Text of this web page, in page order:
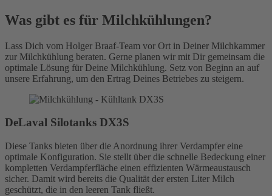
Was gibt es für Milchkühlungen?
Lass Dich vom Holger Braaf-Team vor Ort in Deiner Milchkammer
zur Milchkühlung beraten. Gerne planen wir mit Dir gemeinsam die
optimale Lösung für Deine Milchkühlung. Setz von Beginn an auf
unsere Erfahrung, um den Ertrag Deines Betriebes zu steigern.
DeLaval Silotanks DX3S
Diese Tanks bieten über die Anordnung ihrer Verdampfer eine
optimale Konfiguration. Sie stellt über die schnelle Bedeckung einer
kompletten Verdampferfläche einen effizienten Wärmeaustausch
sicher. Damit wird bereits die Qualität der ersten Liter Milch
geschützt, die in den leeren Tank fließt.